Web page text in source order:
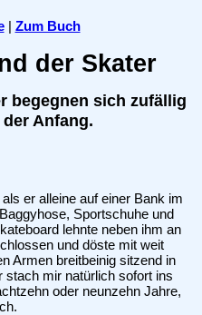
| Zum Buch
der Skater
begegnen sich zufällig
Anfang.
er alleine auf einer Bank im
Sportschuhe und
lehnte neben ihm an
und döste mit weit
Armen breitbeinig sitzend in
stach mir natürlich sofort ins
oder neunzehn Jahre,